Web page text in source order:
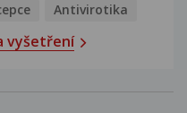
Antivirotika
vyšetření